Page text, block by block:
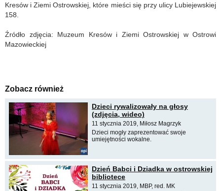
Kresów i Ziemi Ostrowskiej, które mieści się przy ulicy Lubiejewskiej
158.
Źródło zdjęcia: Muzeum Kresów i Ziemi Ostrowskiej w Ostrowi
Mazowieckiej
Zobacz również
Dzieci rywalizowały na głosy
(zdjęcia, wideo)
11 stycznia 2019, Miłosz Magrzyk
Dzieci mogły zaprezentować swoje
umiejętności wokalne.
Dzień Babci i Dziadka w ostrowskiej
bibliotece
11 stycznia 2019, MBP, red. MK